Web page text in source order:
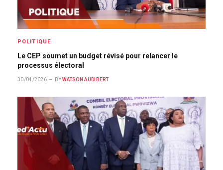
POLITIQUE
Le CEP soumet un budget révisé pour relancer le
processus électoral
30/04/2026 BY WATSON AUDIBERT